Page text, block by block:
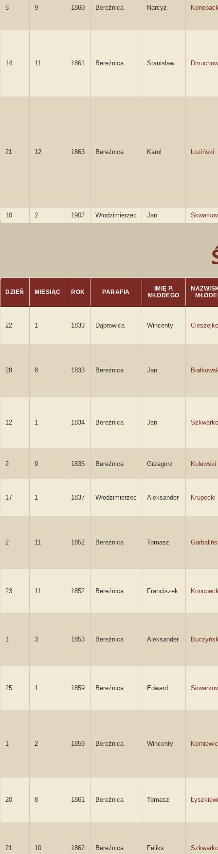
6 9 1860 Bereźnica Narcyz
14 11 1861 Bereźnica Stanisław
21 12 1863 Bereźnica Karol Łoziński
10 2 1907 Włodzimierzec Jan
DZIEŃ MIESIĄC ROK PARAFIA
IMIĘ P.
MŁODEGO
22 1 1833 Dąbrowica Wincenty Cieszejko
28 8 1833 Bereźnica Jan
12 1 1834 Bereźnica Jan
2 9 1835 Bereźnica Grzegorz Kulewski
17 1 1837 Włodzimierzec Aleksander Krupecki
2 11 1852 Bereźnica Tomasz
23 11 1852 Bereźnica Franciszek
1 3 1853 Bereźnica Aleksander
25 1 1859 Bereźnica Edward
1 2 1859 Bereźnica Wincenty
20 8 1861 Bereźnica Tomasz
21 10 1862 Bereźnica Feliks